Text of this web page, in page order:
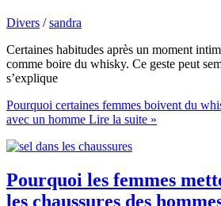
Divers /sandra
Certaines habitudes après un moment
comme boire du whisky. Ce geste peut
s’explique
Pourquoi certaines femmes boivent du
avec un homme Lire la suite »
Pourquoi les femmes
les chaussures des